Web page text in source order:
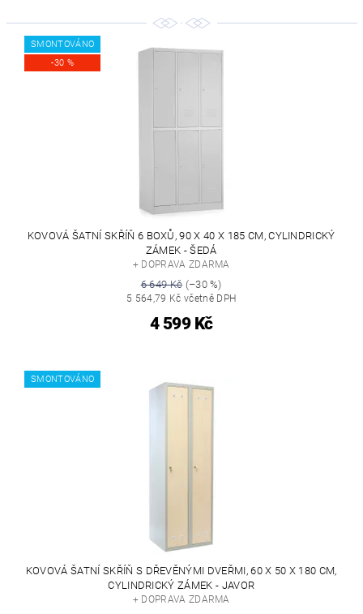
SMONTOVÁNO
-30 %
KOVOVÁ ŠATNÍ SKŘÍŇ 6 BOXŮ, 90 X 40 X 185 CM, CYLINDRICKÝ
ZÁMEK - ŠEDÁ
+ DOPRAVA ZDARMA
6 649 Kč(–30 %)
5 564,79 Kč včetně DPH
4 599 Kč
SMONTOVÁNO
KOVOVÁ ŠATNÍ SKŘÍŇ S DŘEVĚNÝMI DVEŘMI, 60 X 50 X 180 CM,
CYLINDRICKÝ ZÁMEK - JAVOR
+ DOPRAVA ZDARMA